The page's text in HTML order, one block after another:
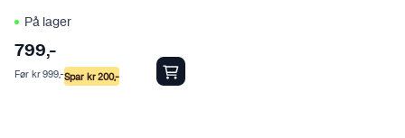
På lager
799,-
Spar kr200,-
Før kr999,-